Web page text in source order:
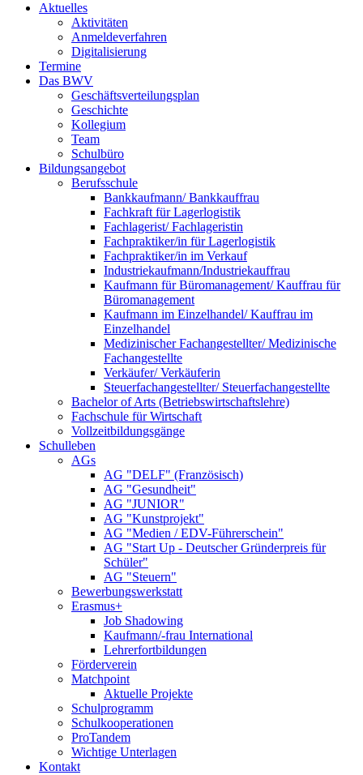
Aktuelles
Aktivitäten
Anmeldeverfahren
Digitalisierung
Termine
Das BWV
Geschäftsverteilungsplan
Geschichte
Kollegium
Team
Schulbüro
Bildungsangebot
Berufsschule
Bankkaufmann/ Bankkauffrau
Fachkraft für Lagerlogistik
Fachlagerist/ Fachlageristin
Fachpraktiker/in für Lagerlogistik
Fachpraktiker/in im Verkauf
Industriekaufmann/Industriekauffrau
Kaufmann für Büromanagement/ Kauffrau für
Büromanagement
Kaufmann im Einzelhandel/ Kauffrau im
Einzelhandel
Medizinischer Fachangestellter/ Medizinische
Fachangestellte
Verkäufer/ Verkäuferin
Steuerfachangestellter/ Steuerfachangestellte
Bachelor of Arts (Betriebswirtschaftslehre)
Fachschule für Wirtschaft
Vollzeitbildungsgänge
Schulleben
AGs
AG "DELF" (Französisch)
AG "Gesundheit"
AG "JUNIOR"
AG "Kunstprojekt"
AG "Medien / EDV-Führerschein"
AG "Start Up - Deutscher Gründerpreis für
Schüler"
AG "Steuern"
Bewerbungswerkstatt
Erasmus+
Job Shadowing
Kaufmann/-frau International
Lehrerfortbildungen
Förderverein
Matchpoint
Aktuelle Projekte
Schulprogramm
Schulkooperationen
ProTandem
Wichtige Unterlagen
Kontakt